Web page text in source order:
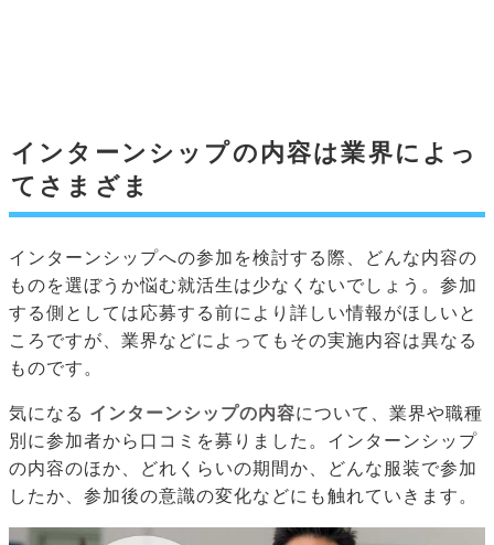
インターンシップの内容は業界によっ
てさまざま
インターンシップへの参加を検討する際、どんな内容の
ものを選ぼうか悩む就活生は少なくないでしょう。参加
する側としては応募する前により詳しい情報がほしいと
ころですが、業界などによってもその実施内容は異なる
ものです。
気になる インターンシップの内容について、業界や職種
別に参加者から口コミを募りました。インターンシップ
の内容のほか、どれくらいの期間か、どんな服装で参加
したか、参加後の意識の変化などにも触れていきます。